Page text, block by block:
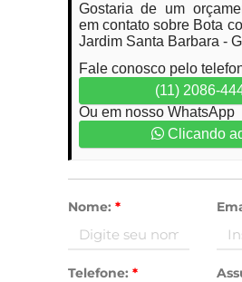
Gostaria de um
em contato sobre Bota
Jardim Santa Barbara -
Fale conosco pelo
(11) 2086-
Ou em nosso WhatsApp
Clicando
Nome: *
Telefone: *